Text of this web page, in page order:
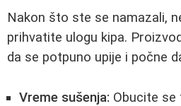
Nakon što ste se namazali,
prihvatite ulogu kipa.
da se potpuno upije i počne
Vreme sušenja: Obucite